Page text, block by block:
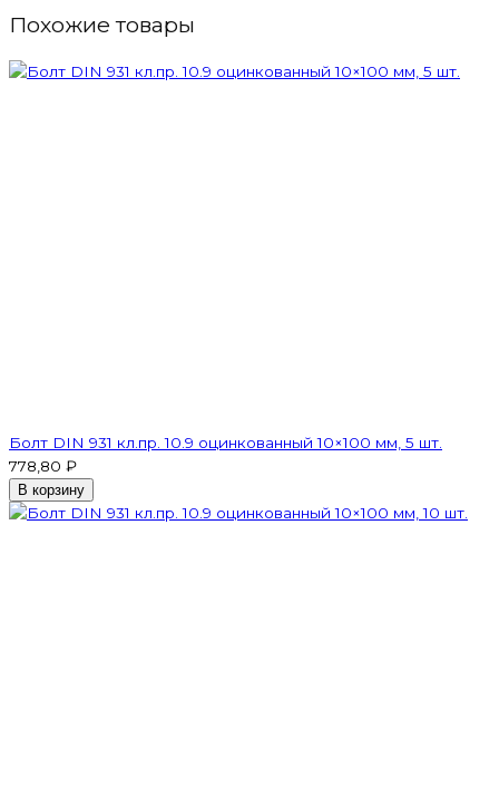
Похожие товары
Болт DIN 931 кл.пр. 10.9 оцинкованный 10×100 мм, 5 шт.
778,80 ₽
В корзину